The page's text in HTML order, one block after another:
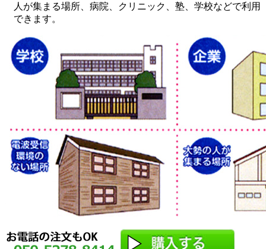
人が集まる場所、病院、クリニック、塾、学校などで利用
できます。